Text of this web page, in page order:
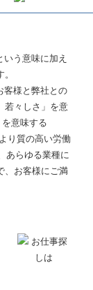
う意味に加え
客様と弊社との
若々しさ」を意
意味する
り質の高い労働
あらゆる業種に
、お客様にご満